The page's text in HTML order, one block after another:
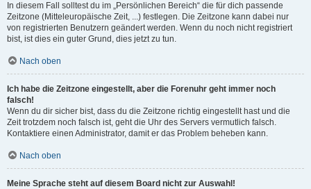
In diesem Fall solltest du im „Persönlichen Bereich“ die für dich passende
Zeitzone (Mitteleuropäische Zeit, ...) festlegen. Die Zeitzone kann dabei nur
von registrierten Benutzern geändert werden. Wenn du noch nicht registriert
bist, ist dies ein guter Grund, dies jetzt zu tun.
Nach oben
Ich habe die Zeitzone eingestellt, aber die Forenuhr geht immer noch
falsch!
Wenn du dir sicher bist, dass du die Zeitzone richtig eingestellt hast und die
Zeit trotzdem noch falsch ist, geht die Uhr des Servers vermutlich falsch.
Kontaktiere einen Administrator, damit er das Problem beheben kann.
Nach oben
Meine Sprache steht auf diesem Board nicht zur Auswahl!